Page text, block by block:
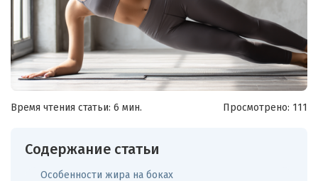
Время чтения статьи: 6 мин. Просмотрено: 111
Содержание статьи
Особенности жира на боках